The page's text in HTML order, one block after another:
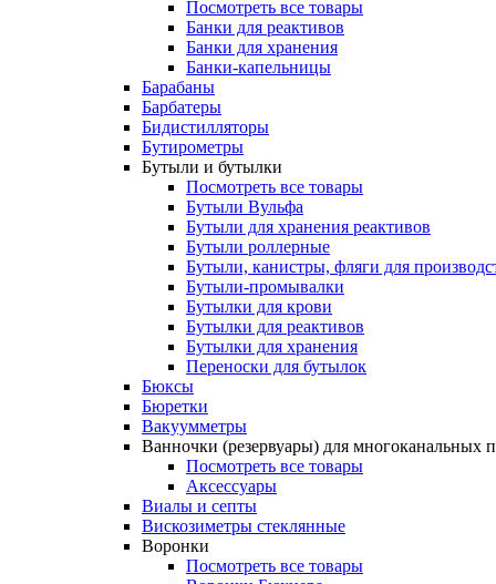
Посмотреть все товары
Банки для реактивов
Банки для хранения
Банки-капельницы
Барабаны
Барбатеры
Бидистилляторы
Бутирометры
Бутыли и бутылки
Посмотреть все товары
Бутыли Вульфа
Бутыли для хранения реактивов
Бутыли роллерные
Бутыли, канистры, фляги для
Бутыли-промывалки
Бутылки для крови
Бутылки для реактивов
Бутылки для хранения
Переноски для бутылок
Бюксы
Бюретки
Вакуумметры
Ванночки (резервуары) для многоканальных
Посмотреть все товары
Аксессуары
Виалы и септы
Вискозиметры стеклянные
Воронки
Посмотреть все товары